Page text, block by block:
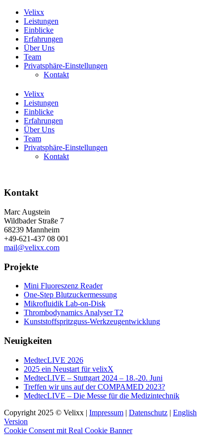
Velixx
Leistungen
Einblicke
Erfahrungen
Über Uns
Team
Privatsphäre-Einstellungen
Kontakt
Velixx
Leistungen
Einblicke
Erfahrungen
Über Uns
Team
Privatsphäre-Einstellungen
Kontakt
Kontakt
Marc Augstein
Wildbader Straße 7
68239 Mannheim
+49-621-437 08 001
mail@velixx.com
Projekte
Mini Fluoreszenz Reader
One-Step Blutzuckermessung
Mikrofluidik Lab-on-Disk
Thrombodynamics Analyser T2
Kunststoffspritzguss-Werkzeugentwicklung
Neuigkeiten
MedtecLIVE 2026
2025 ein Neustart für velixX
MedtecLIVE – Stuttgart 2024 – 18.-20. Juni
Treffen wir uns auf der COMPAMED 2023?
MedtecLIVE – Die Messe für die Medizintechnik
Copyright 2025 © Velixx | Impressum | Datenschutz | English
Version
Cookie Consent mit Real Cookie Banner